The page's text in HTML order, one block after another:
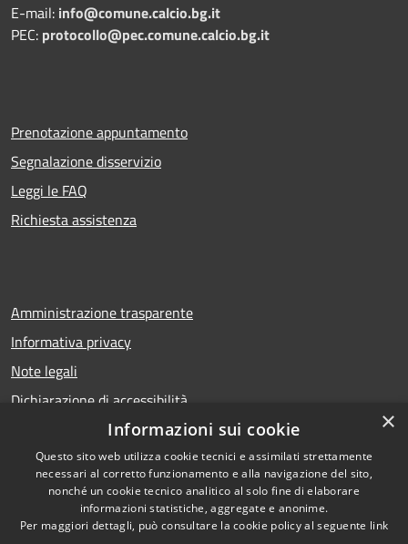
E-mail: info@comune.calcio.bg.it
PEC: protocollo@pec.comune.calcio.bg.it
Prenotazione appuntamento
Segnalazione disservizio
Leggi le FAQ
Richiesta assistenza
Amministrazione trasparente
Informativa privacy
Note legali
Dichiarazione di accessibilità
RSS
Accessibilità
Privacy
Copyright © 2026 • Comune di
Calcio • Powered by
Municipium•Accesso
×
Informazioni sui cookie
Questo sito web utilizza cookie tecnici e assimilati strettamente
necessari al corretto funzionamento e alla navigazione del sito,
nonché un cookie tecnico analitico al solo fine di elaborare
informazioni statistiche, aggregate e anonime.
Per maggiori dettagli, può consultare la cookie policy al seguente link